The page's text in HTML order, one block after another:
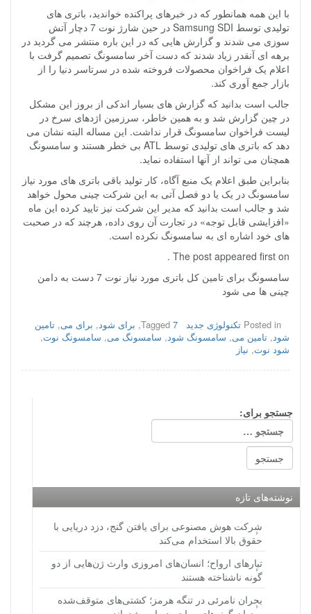
با این همه همانطور که در خبرهای پراکنده خواندید، باتری های
تولیدی توسط Samsung SDI در حین شارژ نوت 7 دچار آتش
سوزی می شدند و گزارش هایی که در این باره منتشر می گردید در
برهه ای آنقدر زیاد شدند که دست آخر سامسونگ تصمیم گرفت با
اعلام یک فراخوان محصولات فروخته شده در سرتاسر دنیا را از
بازار جمع آوری کند.
جالب است بدانید که گزارش های بسیار اندکی از بروز این مشکل
در چین گزارش شد و به همین خاطر، سرزمین اژدهای سرخ در
لیست فراخوان سامسونگ قرار نداشت. این مساله البته نشان می
دهد که باتری های تولیدی توسط ATL بی خطر هستند و سامسونگ
همچنان می تواند از آنها استفاده نماید.
بنابراین طبق اعلام یک منبع آگاه، کار تولید باقی باتری های مورد نیاز
سامسونگ در یک یا دو فصل آتی به این شرکت چینی محول خواهد
شد و جالب است بدانید که مدیر این شرکت نیز تایید کرده این ماه
«افزایشی قابل توجه» در تجارت آن روی داده، هرچند که در صحبت
های خود اشاره ای به سامسونگ نکرده است.
The post appeared first on .
سامسونگ برای تامین کل باتری مورد نیاز نوت 7 دست به دامن
چینی ها می شود
Posted in تکنولوژی جدید Tagged 7
, برای شود, برای می, تامین
شود, تامین می, سامسونگ شود, سامسونگ می, سامسونگ نوت,
شود نوت, نیاز
جستجو برای:
نوشته‌های تازه
شرکت هوش مصنوعی برای یافتن گنج، دزد دریایی با
حقوق بالا استخدام می‌کند
تبارهای ارواح؛ انسان‌های امروزی وارث ژن‌هایی از دو
گونه ناشناخته هستند
بحران نامرئی در تنگه هرمز؛ کشتی‌های متوقف‌شده